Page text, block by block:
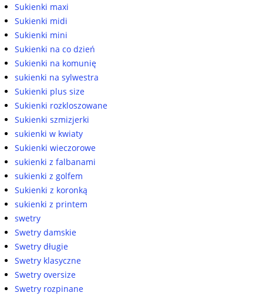
Sukienki maxi
Sukienki midi
Sukienki mini
Sukienki na co dzień
Sukienki na komunię
sukienki na sylwestra
Sukienki plus size
Sukienki rozkloszowane
Sukienki szmizjerki
sukienki w kwiaty
Sukienki wieczorowe
sukienki z falbanami
sukienki z golfem
Sukienki z koronką
sukienki z printem
swetry
Swetry damskie
Swetry długie
Swetry klasyczne
Swetry oversize
Swetry rozpinane